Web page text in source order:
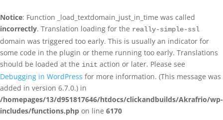
Notice: Function _load_textdomain_just_in_time was called
incorrectly. Translation loading for the really-simple-ssl
domain was triggered too early. This is usually an indicator for
some code in the plugin or theme running too early. Translations
should be loaded at the init action or later. Please see
Debugging in WordPress for more information. (This message was
added in version 6.7.0.) in
/homepages/13/d951817646/htdocs/clickandbuilds/Akrafrio/wp-
includes/functions.php on line 6170